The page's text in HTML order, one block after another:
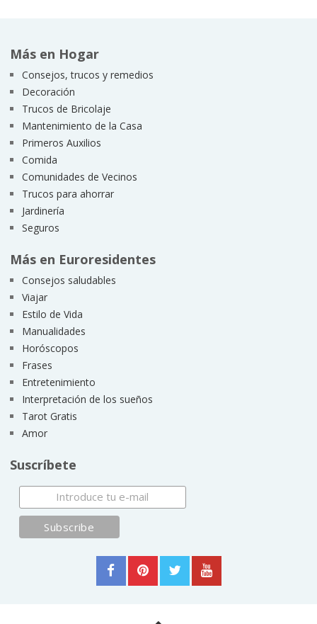
Más en Hogar
Consejos, trucos y remedios
Decoración
Trucos de Bricolaje
Mantenimiento de la Casa
Primeros Auxilios
Comida
Comunidades de Vecinos
Trucos para ahorrar
Jardinería
Seguros
Más en Euroresidentes
Consejos saludables
Viajar
Estilo de Vida
Manualidades
Horóscopos
Frases
Entretenimiento
Interpretación de los sueños
Tarot Gratis
Amor
Suscríbete